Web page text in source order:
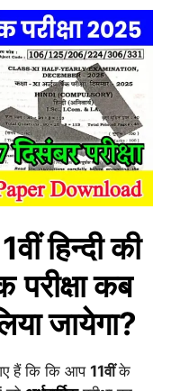
हिन्दीकी
परीक्षा कब
जायेगा?
हैं कि कि आप 11वींके